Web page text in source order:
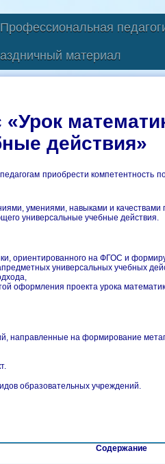
Профессиональная
материал
«Урок
действия»
педагогам приобрести компетентность
умениями, навыками и качествами
универсальные учебные действия.
ориентированного на ФГОС и
универсальных учебных
оформления проекта урока
направленные на формирование
образовательных учреждений.
Содержание